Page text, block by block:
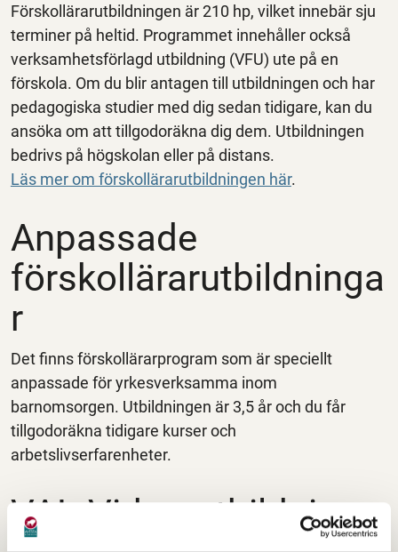
Förskollärarutbildningen är 210 hp, vilket innebär sju
terminer på heltid. Programmet innehåller också
verksamhetsförlagd utbildning (VFU) ute på en
förskola. Om du blir antagen till utbildningen och har
pedagogiska studier med dig sedan tidigare, kan du
ansöka om att tillgodoräkna dig dem. Utbildningen
bedrivs på högskolan eller på distans.
Läs mer om förskollärarutbildningen här.
Anpassade
förskollärarutbildninga
r
Det finns förskollärarprogram som är speciellt
anpassade för yrkesverksamma inom
barnomsorgen. Utbildningen är 3,5 år och du får
tillgodoräkna tidigare kurser och
arbetslivserfarenheter.
VAL-Vidareutbildning